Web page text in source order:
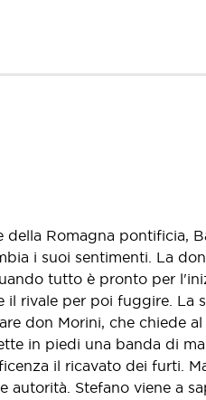
Romagna pontificia,
i suoi sentimenti. La
tutto è pronto per
rivale per poi fuggire. La
don Morini, che chiede
in piedi una banda di
il ricavato dei furti.
Stefano viene a